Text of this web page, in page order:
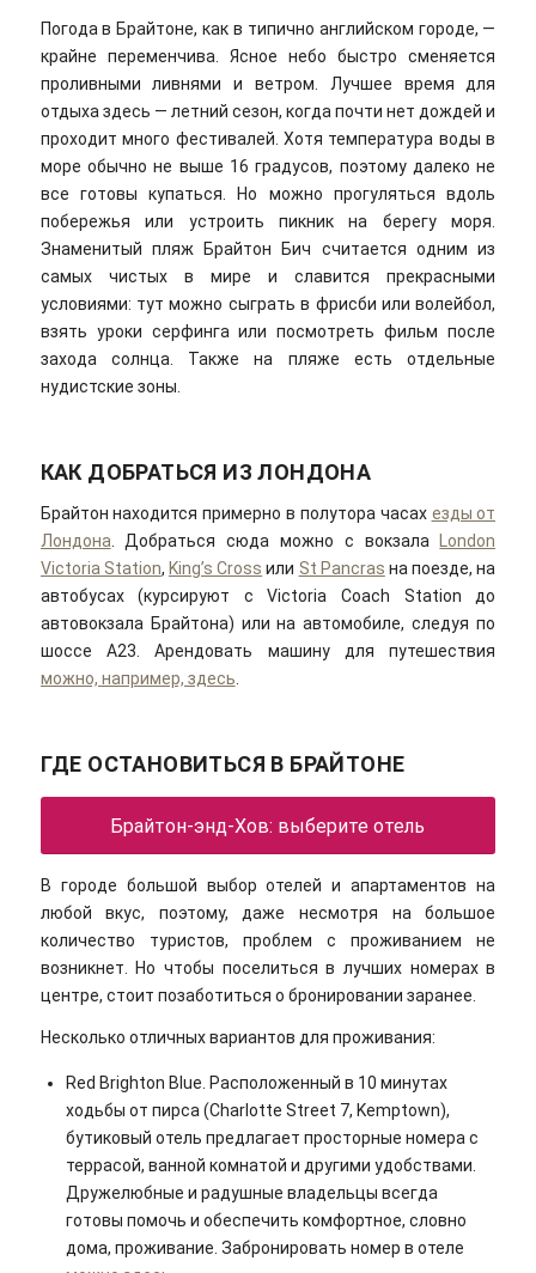
Погода в Брайтоне, как в типично английском городе, —
крайне переменчива. Ясное небо быстро сменяется
проливными ливнями и ветром. Лучшее время для
отдыха здесь — летний сезон, когда почти нет дождей и
проходит много фестивалей. Хотя температура воды в
море обычно не выше 16 градусов, поэтому далеко не
все готовы купаться. Но можно прогуляться вдоль
побережья или устроить пикник на берегу моря.
Знаменитый пляж Брайтон Бич считается одним из
самых чистых в мире и славится прекрасными
условиями: тут можно сыграть в фрисби или волейбол,
взять уроки серфинга или посмотреть фильм после
захода солнца. Также на пляже есть отдельные
нудистские зоны.
КАК ДОБРАТЬСЯ ИЗ ЛОНДОНА
Брайтон находится примерно в полутора часах езды от
Лондона. Добраться сюда можно с вокзала
London
Victoria Station, King’s Cross или St Pancras на поезде, на
автобусах (курсируют с Victoria Coach Station до
автовокзала Брайтона) или на автомобиле, следуя по
шоссе А23. Арендовать машину для путешествия
можно, например, здесь.
ГДЕ ОСТАНОВИТЬСЯ В БРАЙТОНЕ
Брайтон-энд-Хов: выберите отель
В городе большой выбор отелей и апартаментов на
любой вкус, поэтому, даже несмотря на большое
количество туристов, проблем с проживанием не
возникнет. Но чтобы поселиться в лучших номерах в
центре, стоит позаботиться о бронировании заранее.
Несколько отличных вариантов для проживания:
Red Brighton Blue. Расположенный в 10 минутах
ходьбы от пирса (Charlotte Street 7, Kemptown),
бутиковый отель предлагает просторные номера с
террасой, ванной комнатой и другими удобствами.
Дружелюбные и радушные владельцы всегда
готовы помочь и обеспечить комфортное, словно
дома, проживание. Забронировать номер в отеле